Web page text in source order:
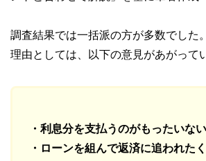
調査結果では一括派の方が多数でした
理由としては、以下の意見があがって
・利息分を支払うのがもったいない
・ローンを組んで返済に追われた